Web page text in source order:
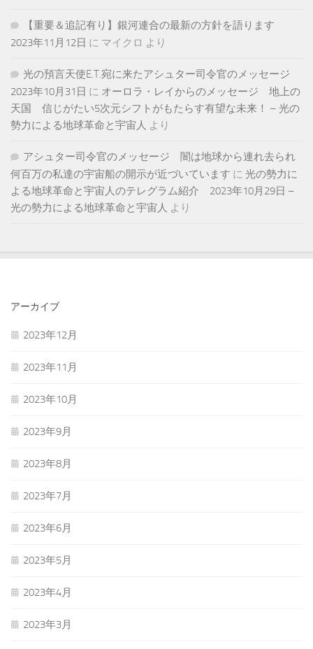
【重要＆追記有り】銀河連合の最新の方針を語ります
2023年11月12日 に マイクロ より
光の預言天使E.T.宛に来たアシュター司令官のメッセージ
2023年10月31日 に オーロラ・レイからのメッセージ 地上の
天国 信じがたい5次元シフトがもたらす有望な未来！ – 光の
勢力による地球革命と宇宙人 より
アシュター司令官のメッセージ 闇は地球から連れ去られ
何百万の私達の宇宙船の開示が近づいています に 光の勢力に
よる地球革命と宇宙人のテレグラム紹介 2023年10月29日 –
光の勢力による地球革命と宇宙人 より
アーカイブ
2023年12月
2023年11月
2023年10月
2023年9月
2023年8月
2023年7月
2023年6月
2023年5月
2023年4月
2023年3月